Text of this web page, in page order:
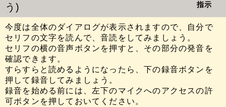
う
指示
今度は全体のダイアログが表示されますので、自分で
セリフの文字を読んで、音読をしてみましょう。
セリフの横の音声ボタンを押すと、その部分の発音を
確認できます。
すらすらと読めるようになったら、下の録音ボタンを
押して録音してみましょう。
録音を始める前には、左下のマイクへのアクセスの許
可ボタンを押しておいてください。